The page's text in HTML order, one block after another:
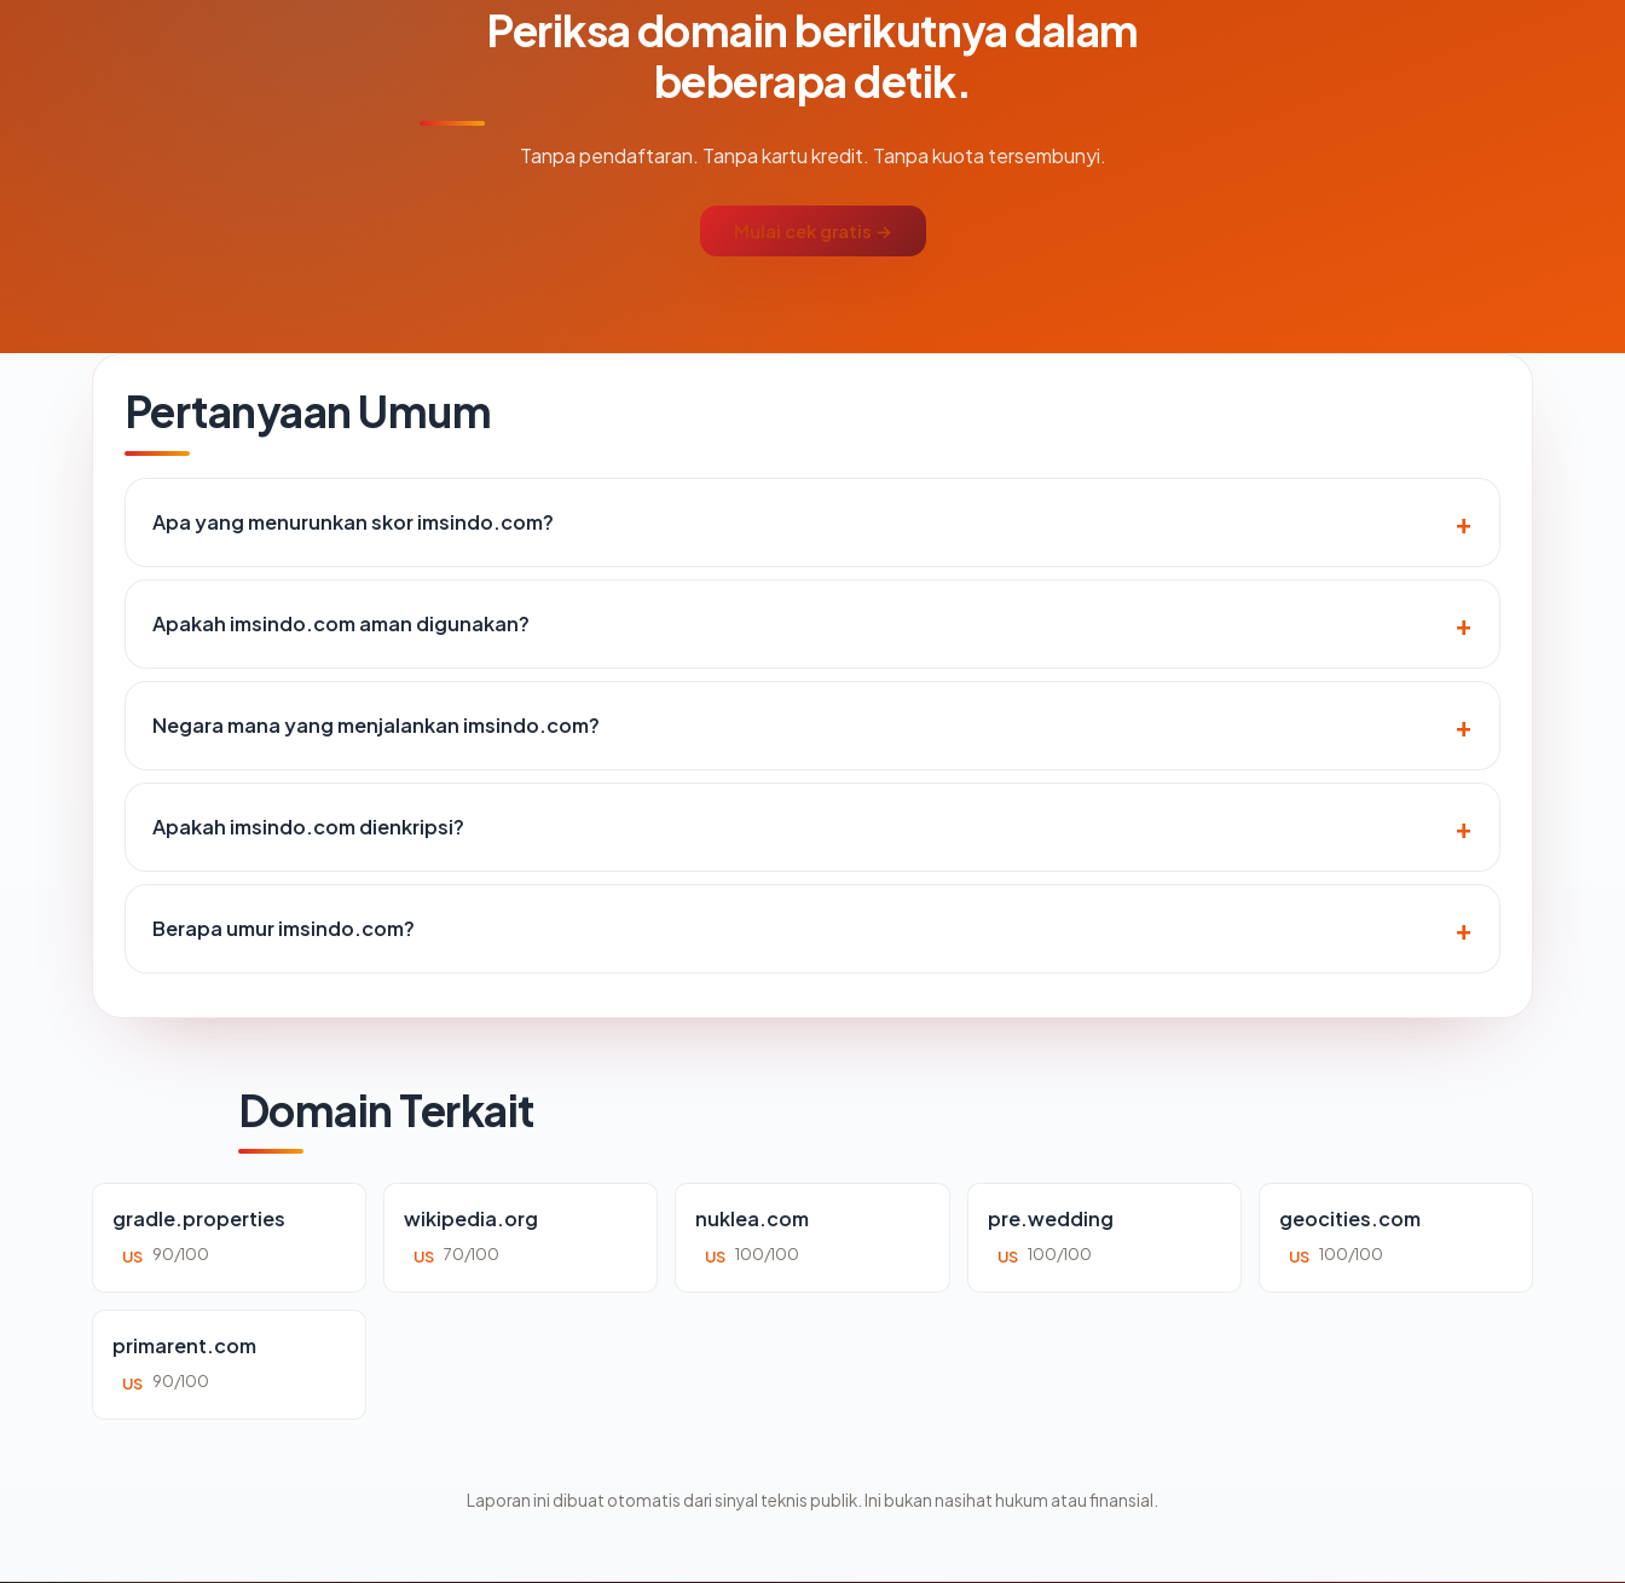
Periksa domain berikutnya dalam
beberapa detik.
Tanpa pendaftaran. Tanpa kartu kredit. Tanpa kuota tersembunyi.
Mulai cek gratis →
Pertanyaan Umum
Apa yang menurunkan skor imsindo.com?
Apakah imsindo.com aman digunakan?
Negara mana yang menjalankan imsindo.com?
Apakah imsindo.com dienkripsi?
Berapa umur imsindo.com?
Domain Terkait
gradle.properties
US 90/100
wikipedia.org
US 70/100
nuklea.com
US 100/100
pre.wedding
US 100/100
geocities.com
US 100/100
primarent.com
US 90/100
Laporan ini dibuat otomatis dari sinyal teknis publik. Ini bukan nasihat hukum atau finansial.